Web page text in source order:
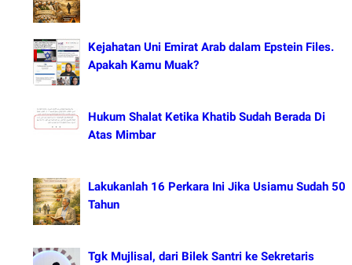
Kejahatan Uni Emirat Arab dalam Epstein Files.
Apakah Kamu Muak?
Hukum Shalat Ketika Khatib Sudah Berada Di
Atas Mimbar
Lakukanlah 16 Perkara Ini Jika Usiamu Sudah 50
Tahun
Tgk Mujlisal, dari Bilek Santri ke Sekretaris